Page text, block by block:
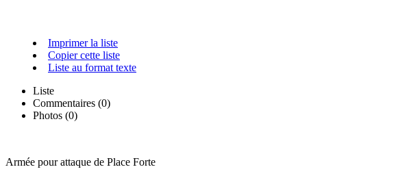
Imprimer la liste
Copier cette liste
Liste au format texte
Liste
Commentaires (0)
Photos (0)
Armée pour attaque de Place Forte